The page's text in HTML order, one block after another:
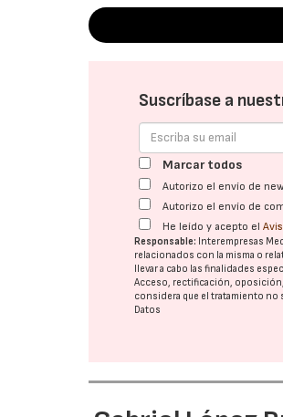
Suscríbase a
Marcar todos
Autorizo el envío de
Autorizo el envío de
He leído y acepto el
Responsable: Interempresas
relacionados con la misma o
llevar a cabo las finalidades
Acceso, rectificación,
considera que el tratamiento no
Datos